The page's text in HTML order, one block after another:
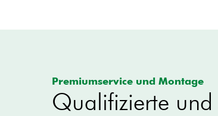
Premiumservice und Montage
Qualifizierte